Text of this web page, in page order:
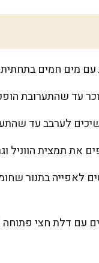
עד שהתערובת
לערבב עד
תמצית הווניל
עם דלת חצי